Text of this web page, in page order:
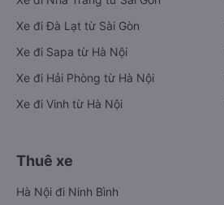
Xe đi Đà Lạt từ Sài Gòn
Xe đi Sapa từ Hà Nội
Xe đi Hải Phòng từ Hà Nội
Xe đi Vinh từ Hà Nội
Thuê xe
Hà Nội đi Ninh Bình